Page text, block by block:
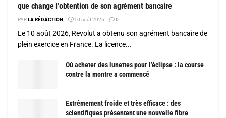
que change l’obtention de son agrément bancaire
PARLA RÉDACTION 10 août 2026 0
Le 10 août 2026, Revolut a obtenu son agrément bancaire de
plein exercice en France. La licence...
Où acheter des lunettes pour l’éclipse : la course
contre la montre a commencé
Extrêmement froide et très efficace : des
scientifiques présentent une nouvelle fibre